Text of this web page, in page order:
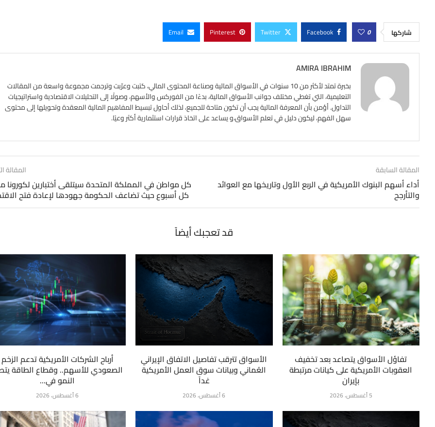
شاركها 0
Facebook
Twitter
Pinterest
Email
AMIRA IBRAHIM
بخبرة تمتد لأكثر من 10 سنوات في الأسواق المالية وصناعة المحتوى المالي، كتبت وعرّبت وترجمت مجموعة واسعة من المقالات
التعليمية، التي تغطي مختلف جوانب الأسواق المالية، بدءًا من الفوركس والأسهم، وصولًا إلى التحليلات الاقتصادية واستراتيجيات
التداول. أؤمن بأن المعرفة المالية يجب أن تكون متاحة للجميع، لذلك أحاول تبسيط المفاهيم المالية المعقدة وتحويلها إلى محتوى
سهل الفهم، ليكون دليل في تعلم الأسواق،و يساعد على اتخاذ قرارات استثمارية أكثر وعيًا.
المقالة السابقة
أداء أسهم البنوك الأمريكية في الربع الأول وتاريخها مع العوائد
والتأرجح
المقالة
كل مواطن في المملكة المتحدة سيتلقى أختبارين لكورونا
كل أسبوع حيث تضاعف الحكومة جهودها لإعادة فتح
قد تعجبك أيضاً
أرباح الشركات الأمريكية تدعم الزخم
الصعودي للأسهم.. وقطاع الطاقة
النمو في...
6 أغسطس، 2026
الأسواق تترقب تفاصيل الاتفاق الإيراني
العُماني وبيانات سوق العمل الأمريكية
غداً
6 أغسطس، 2026
تفاؤل الأسواق يتصاعد بعد تخفيف
العقوبات الأمريكية على كيانات مرتبطة
بإيران
5 أغسطس، 2026